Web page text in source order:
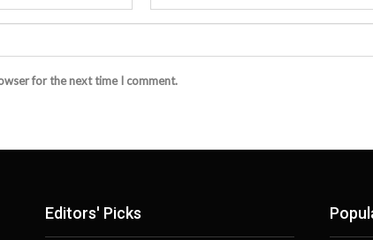
for the next time I comment.
Editors' Picks